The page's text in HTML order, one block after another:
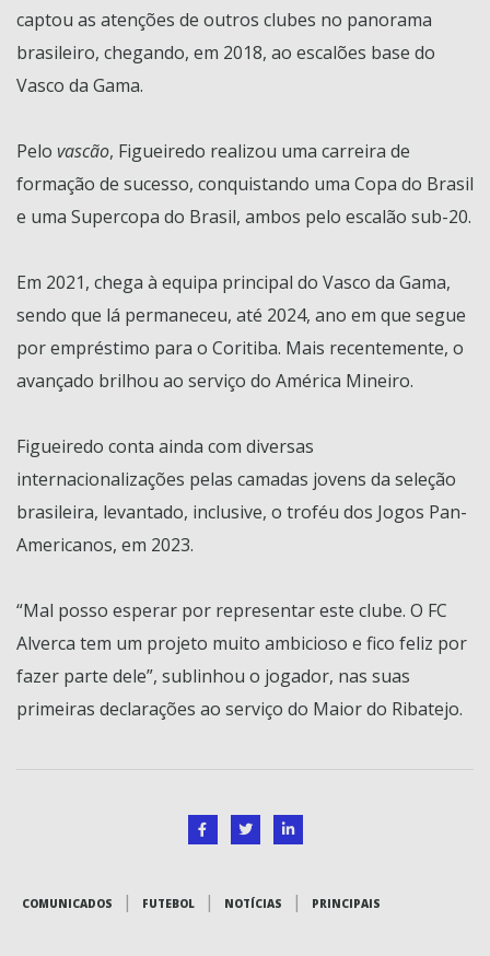
captou as atenções de outros clubes no panorama
brasileiro, chegando, em 2018, ao escalões base do
Vasco da Gama.
Pelo vascão, Figueiredo realizou uma carreira de
formação de sucesso, conquistando uma Copa do Brasil
e uma Supercopa do Brasil, ambos pelo escalão sub-20.
Em 2021, chega à equipa principal do Vasco da Gama,
sendo que lá permaneceu, até 2024, ano em que segue
por empréstimo para o Coritiba. Mais recentemente, o
avançado brilhou ao serviço do América Mineiro.
Figueiredo conta ainda com diversas
internacionalizações pelas camadas jovens da seleção
brasileira, levantado, inclusive, o troféu dos Jogos Pan-
Americanos, em 2023.
“Mal posso esperar por representar este clube. O FC
Alverca tem um projeto muito ambicioso e fico feliz por
fazer parte dele”, sublinhou o jogador, nas suas
primeiras declarações ao serviço do Maior do Ribatejo.
COMUNICADOS | FUTEBOL | NOTÍCIAS | PRINCIPAIS